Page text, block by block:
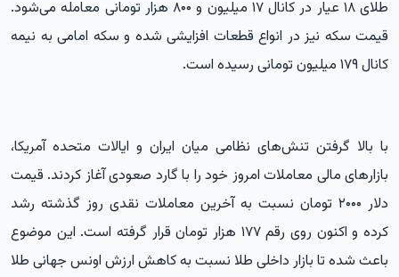
طلای ۱۸ عیار در کانال ۱۷ میلیون و ۸۰۰ هزار تومانی معامله می‌شود.
قیمت سکه نیز در انواع قطعات افزایشی شده و سکه امامی به نیمه
کانال ۱۷۹ میلیون تومانی رسیده است.
با بالا گرفتن تنش‌های نظامی میان ایران و ایالات متحده آمریکا،
بازارهای مالی معاملات امروز خود را با گارد صعودی آغاز کردند. قیمت
دلار ۲۰۰۰ تومان نسبت به آخرین معاملات نقدی روز گذشته رشد
کرده و اکنون روی رقم ۱۷۷ هزار تومان قرار گرفته است. این موضوع
باعث شده تا بازار داخلی طلا نسبت به کاهش ارزش اونس جهانی طلا